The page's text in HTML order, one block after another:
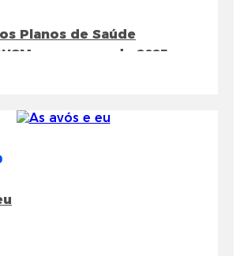
Planos de Saúde
para o ano de 2025-